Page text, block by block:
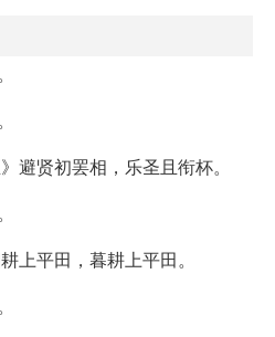
避贤初罢相，乐圣且衔杯。
上平田，暮耕上平田。